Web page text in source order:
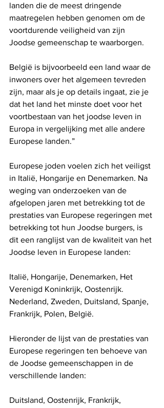
landen die de meest dringende
maatregelen hebben genomen om de
voortdurende veiligheid van zijn
Joodse gemeenschap te waarborgen.
België is bijvoorbeeld een land waar de
inwoners over het algemeen tevreden
zijn, maar als je op details ingaat, zie je
dat het land het minste doet voor het
voortbestaan ​​van het joodse leven in
Europa in vergelijking met alle andere
Europese landen.”
Europese joden voelen zich het veiligst
in Italië, Hongarije en Denemarken. Na
weging van onderzoeken van de
afgelopen jaren met betrekking tot de
prestaties van Europese regeringen met
betrekking tot hun Joodse burgers, is
dit een ranglijst van de kwaliteit van het
Joodse leven in Europese landen:
Italië, Hongarije, Denemarken, Het
Verenigd Koninkrijk, Oostenrijk.
Nederland, Zweden, Duitsland, Spanje,
Frankrijk, Polen, België.
Hieronder de lijst van de prestaties van
Europese regeringen ten behoeve van
de Joodse gemeenschappen in de
verschillende landen:
Duitsland, Oostenrijk, Frankrijk,